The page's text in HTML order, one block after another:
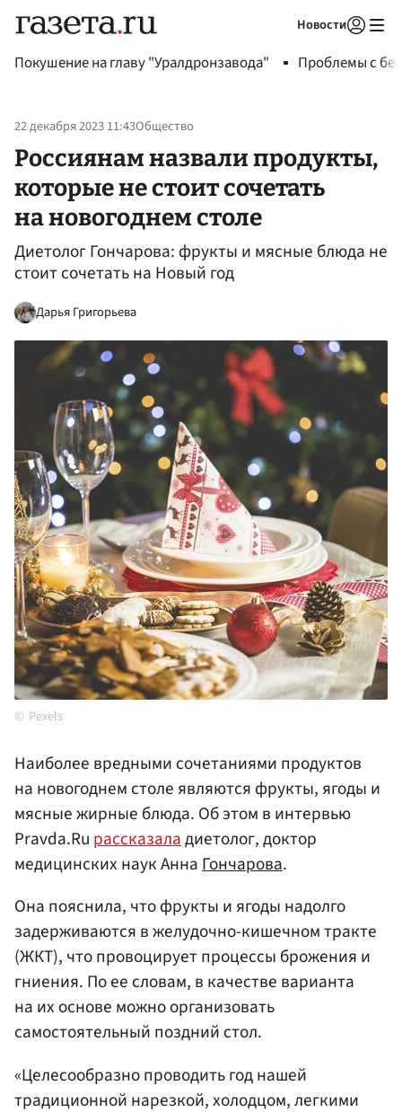
Новости
Покушение на главу "Уралдронзавода" Проблемы с
22 декабря 2023 11:43Общество
Россиянам назвали продукты,
которые не стоит сочетать
на новогоднем столе
Диетолог Гончарова: фрукты и мясные блюда не
стоит сочетать на Новый год
Дарья Григорьева
Pexels
Наиболее вредными сочетаниями продуктов
на новогоднем столе являются фрукты, ягоды и
мясные жирные блюда. Об этом в интервью
Pravda.Ru рассказаладиетолог, доктор
медицинских наук АннаГончарова.
Она пояснила, что фрукты и ягоды надолго
задерживаются в желудочно-кишечном тракте
(ЖКТ), что провоцирует процессы брожения и
гниения. По ее словам, в качестве варианта
на их основе можно организовать
самостоятельный поздний стол.
«Целесообразно проводить год нашей
традиционной нарезкой, холодцом, легкими